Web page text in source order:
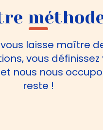
vous laisse maître
vous définissez
nous nous
reste !